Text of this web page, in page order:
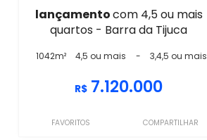
lançamentocom 4,5 ou mais
quartos - Barra da Tijuca
1042m² 4,5 ou mais - 3,4,5 ou mais
R$ 7.120.000
FAVORITOS COMPARTILHAR